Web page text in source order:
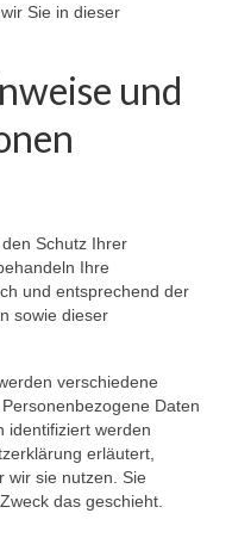
Sie in dieser
und
Schutz Ihrer
Ihre
und entsprechend der
sowie dieser
verschiedene
Daten
identifiziert werden
erläutert,
wir sie nutzen. Sie
das geschieht.